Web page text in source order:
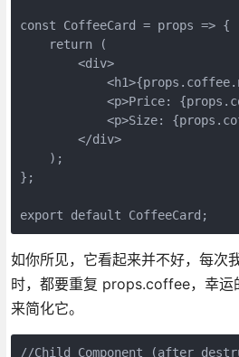
const CoffeeCard = props => {
    return (
        <div>
<p>Price:
<p>Size:
        </div>
    );
};
export default CoffeeCard;
如你所见，它看起来并不好，每次
时，都要重复 props.coffee，幸运
来简化它。
//Child Component (after